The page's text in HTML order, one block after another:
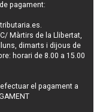
pagament:
.
Màrtirs de la Llibertat,
dimarts i dijous de
horari de 8.00 a 15.00
el pagament a